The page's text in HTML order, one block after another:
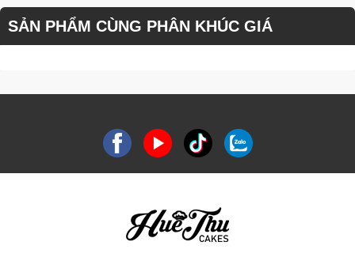
SẢN PHẨM CÙNG PHÂN KHÚC GIÁ